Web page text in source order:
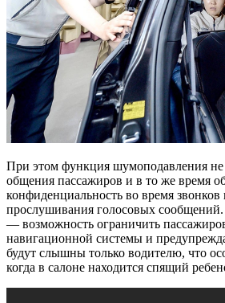
При этом функция шумоподавления не
общения пассажиров и в то же время
конфиденциальность во время звонков
прослушивания голосовых
— возможность ограничить
навигационной системы и
будут слышны только водителю, что
когда в салоне находится спящий